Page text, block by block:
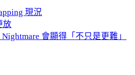
現況
放
會顯得「不只是更難」